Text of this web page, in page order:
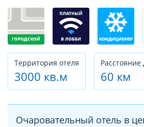
Территория отеля
3000 кв.м
Расстояние
60 км
Очаровательный отель в